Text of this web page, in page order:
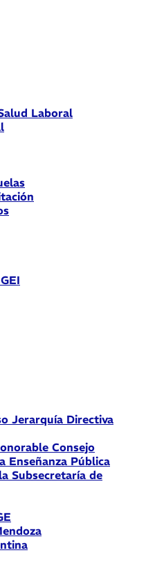
Laboral
Jerarquía Directiva
Consejo
Enseñanza Pública
Subsecretaría de